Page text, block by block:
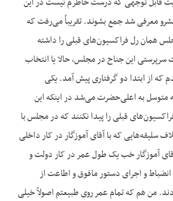
معرفی شد جمع بشوند. تقریباً می‌رفت که
همان رل فراکسیون‌‌های قبلی را داشته
این جناح در مجلس، حالا یا انتخاب
که از ابتدا دو گرفتاری پیش آمد. یکی
به اعلی‌حضرت می‌شد در اینکه این
قبلی را پیدا نکنند که در مجلس با
سلیقه‌‌هایی که با آقای آموزگار در کار داخلی
آموزگار خب یک طول عمر در کار دولت و
انضباط و اجرای دستور مافوق و اطاعت از
من هم که تمام عمر روی طبیعتم اصولاً خیلی